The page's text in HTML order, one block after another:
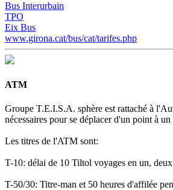
Bus Interurbain
TPO
Eix Bus
www.girona.cat/bus/cat/tarifes.php
ATM
Groupe T.E.I.S.A. sphère est rattaché à
nécessaires pour se déplacer d'un point à un
Les titres de l'ATM sont:
T-10: délai de 10 Tiltol voyages en un,
T-50/30: Titre-man et 50 heures d'affilée